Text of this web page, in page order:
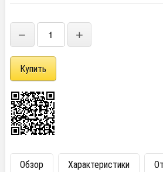
− +
Обзор Характеристики